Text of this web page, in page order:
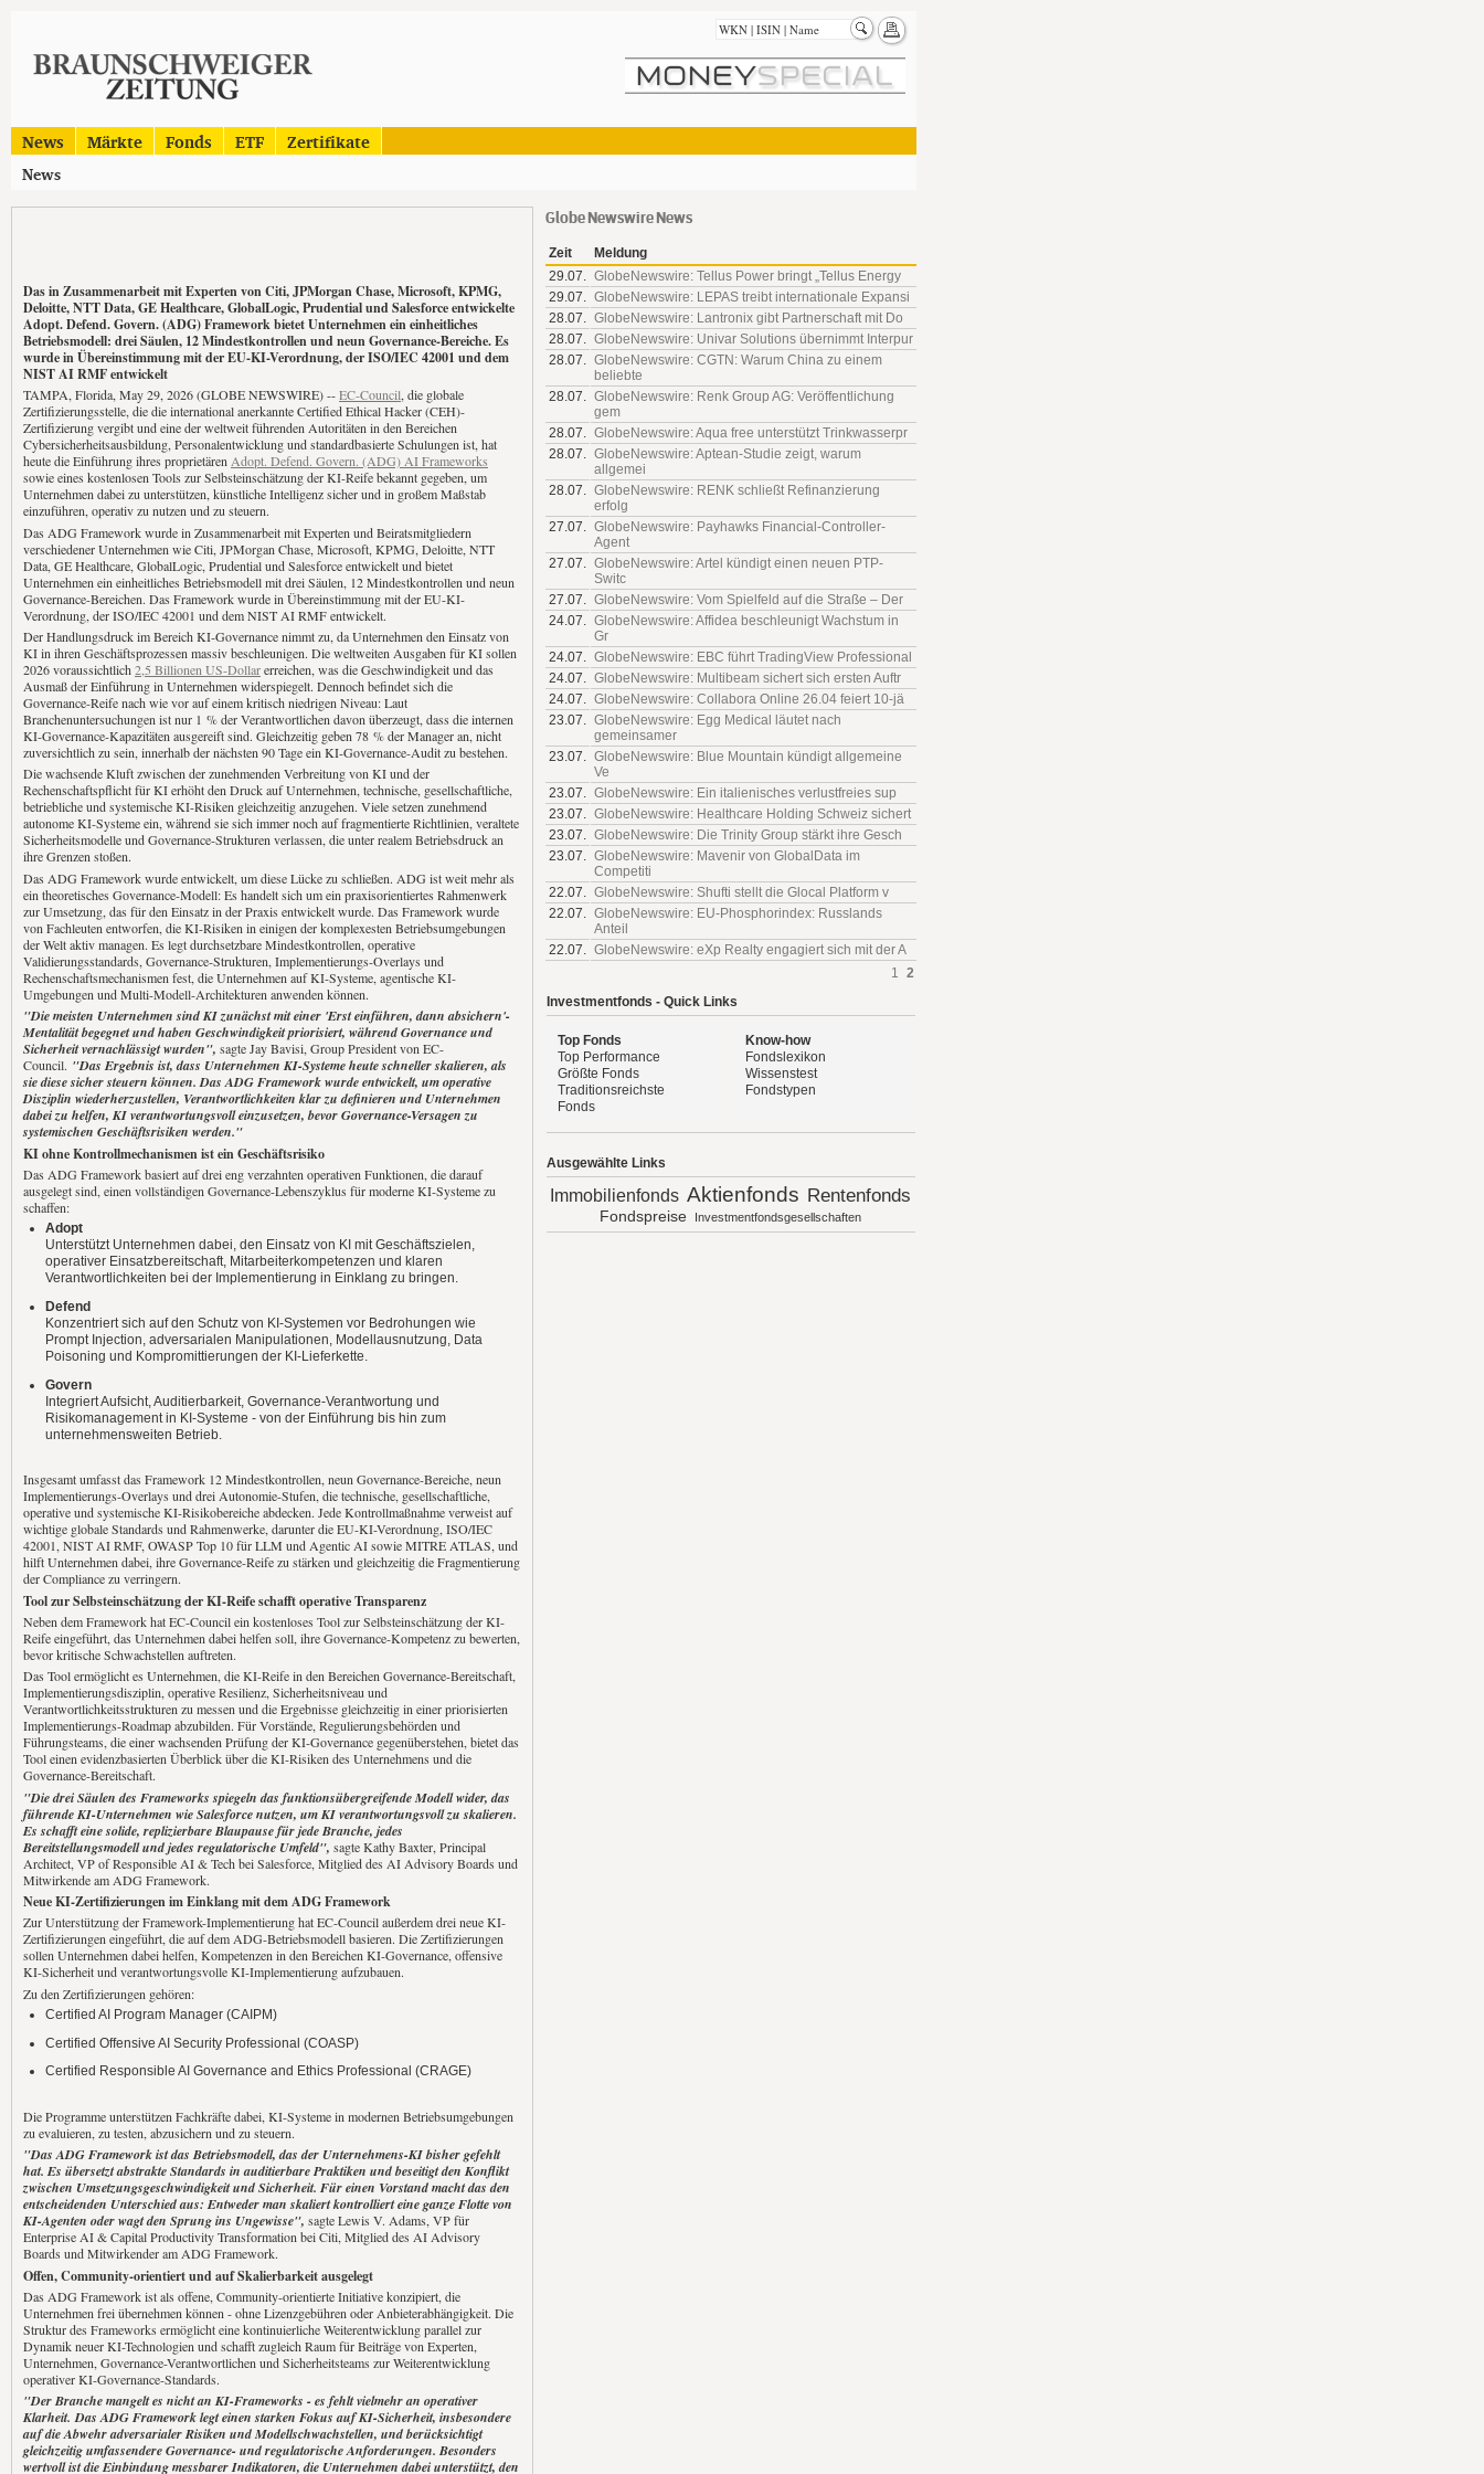
News Märkte Fonds ETF Zertifikate
News
Das in Zusammenarbeit mit Experten von Citi, JPMorgan Chase, Microsoft, KPMG,
Deloitte, NTT Data, GE Healthcare, GlobalLogic, Prudential und Salesforce entwickelte
Adopt. Defend. Govern. (ADG) Framework bietet Unternehmen ein einheitliches
Betriebsmodell: drei Säulen, 12 Mindestkontrollen und neun Governance-Bereiche. Es
wurde in Übereinstimmung mit der EU-KI-Verordnung, der ISO/IEC 42001 und dem
NIST AI RMF entwickelt
TAMPA, Florida, May 29, 2026 (GLOBE NEWSWIRE) --EC-Council, die globale
Zertifizierungsstelle, die die international anerkannte Certified Ethical Hacker (CEH)-
Zertifizierung vergibt und eine der weltweit führenden Autoritäten in den Bereichen
Cybersicherheitsausbildung, Personalentwicklung und standardbasierte Schulungen ist, hat
heute die Einführung ihres proprietärenAdopt. Defend. Govern. (ADG) AI Frameworks
sowie eines kostenlosen Tools zur Selbsteinschätzung der KI-Reife bekannt gegeben, um
Unternehmen dabei zu unterstützen, künstliche Intelligenz sicher und in großem Maßstab
einzuführen, operativ zu nutzen und zu steuern.
Das ADG Framework wurde in Zusammenarbeit mit Experten und Beiratsmitgliedern
verschiedener Unternehmen wie Citi, JPMorgan Chase, Microsoft, KPMG, Deloitte, NTT
Data, GE Healthcare, GlobalLogic, Prudential und Salesforce entwickelt und bietet
Unternehmen ein einheitliches Betriebsmodell mit drei Säulen, 12 Mindestkontrollen und neun
Governance-Bereichen. Das Framework wurde in Übereinstimmung mit der EU-KI-
Verordnung, der ISO/IEC 42001 und dem NIST AI RMF entwickelt.
Der Handlungsdruck im Bereich KI-Governance nimmt zu, da Unternehmen den Einsatz von
KI in ihren Geschäftsprozessen massiv beschleunigen. Die weltweiten Ausgaben für KI sollen
2026 voraussichtlich 2,5 Billionen US-Dollarerreichen, was die Geschwindigkeit und das
Ausmaß der Einführung in Unternehmen widerspiegelt. Dennoch befindet sich die
Governance-Reife nach wie vor auf einem kritisch niedrigen Niveau: Laut
Branchenuntersuchungen ist nur 1 % der Verantwortlichen davon überzeugt, dass die internen
KI-Governance-Kapazitäten ausgereift sind. Gleichzeitig geben 78 % der Manager an, nicht
zuversichtlich zu sein, innerhalb der nächsten 90 Tage ein KI-Governance-Audit zu bestehen.
Die wachsende Kluft zwischen der zunehmenden Verbreitung von KI und der
Rechenschaftspflicht für KI erhöht den Druck auf Unternehmen, technische, gesellschaftliche,
betriebliche und systemische KI-Risiken gleichzeitig anzugehen. Viele setzen zunehmend
autonome KI-Systeme ein, während sie sich immer noch auf fragmentierte Richtlinien, veraltete
Sicherheitsmodelle und Governance-Strukturen verlassen, die unter realem Betriebsdruck an
ihre Grenzen stoßen.
Das ADG Framework wurde entwickelt, um diese Lücke zu schließen. ADG ist weit mehr als
ein theoretisches Governance-Modell: Es handelt sich um ein praxisorientiertes Rahmenwerk
zur Umsetzung, das für den Einsatz in der Praxis entwickelt wurde. Das Framework wurde
von Fachleuten entworfen, die KI-Risiken in einigen der komplexesten Betriebsumgebungen
der Welt aktiv managen. Es legt durchsetzbare Mindestkontrollen, operative
Validierungsstandards, Governance-Strukturen, Implementierungs-Overlays und
Rechenschaftsmechanismen fest, die Unternehmen auf KI-Systeme, agentische KI-
Umgebungen und Multi-Modell-Architekturen anwenden können.
"Die meisten Unternehmen sind KI zunächst mit einer 'Erst einführen, dann absichern'-
Mentalität begegnet und haben Geschwindigkeit priorisiert, während Governance und
Sicherheit vernachlässigt wurden", sagte Jay Bavisi, Group President von EC-
Council. "Das Ergebnis ist, dass Unternehmen KI-Systeme heute schneller skalieren, als
sie diese sicher steuern können. Das ADG Framework wurde entwickelt, um operative
Disziplin wiederherzustellen, Verantwortlichkeiten klar zu definieren und Unternehmen
dabei zu helfen, KI verantwortungsvoll einzusetzen, bevor Governance-Versagen zu
systemischen Geschäftsrisiken werden."
KI ohne Kontrollmechanismen ist ein Geschäftsrisiko
Das ADG Framework basiert auf drei eng verzahnten operativen Funktionen, die darauf
ausgelegt sind, einen vollständigen Governance-Lebenszyklus für moderne KI-Systeme zu
schaffen:
Adopt
Unterstützt Unternehmen dabei, den Einsatz von KI mit Geschäftszielen,
operativer Einsatzbereitschaft, Mitarbeiterkompetenzen und klaren
Verantwortlichkeiten bei der Implementierung in Einklang zu bringen.
Defend
Konzentriert sich auf den Schutz von KI-Systemen vor Bedrohungen wie
Prompt Injection, adversarialen Manipulationen, Modellausnutzung, Data
Poisoning und Kompromittierungen der KI-Lieferkette.
Govern
Integriert Aufsicht, Auditierbarkeit, Governance-Verantwortung und
Risikomanagement in KI-Systeme - von der Einführung bis hin zum
unternehmensweiten Betrieb.
Insgesamt umfasst das Framework 12 Mindestkontrollen, neun Governance-Bereiche, neun
Implementierungs-Overlays und drei Autonomie-Stufen, die technische, gesellschaftliche,
operative und systemische KI-Risikobereiche abdecken. Jede Kontrollmaßnahme verweist auf
wichtige globale Standards und Rahmenwerke, darunter die EU-KI-Verordnung, ISO/IEC
42001, NIST AI RMF, OWASP Top 10 für LLM und Agentic AI sowie MITRE ATLAS, und
hilft Unternehmen dabei, ihre Governance-Reife zu stärken und gleichzeitig die Fragmentierung
der Compliance zu verringern.
Tool zur Selbsteinschätzung der KI-Reife schafft operative Transparenz
Neben dem Framework hat EC-Council ein kostenloses Tool zur Selbsteinschätzung der KI-
Reife eingeführt, das Unternehmen dabei helfen soll, ihre Governance-Kompetenz zu bewerten,
bevor kritische Schwachstellen auftreten.
Das Tool ermöglicht es Unternehmen, die KI-Reife in den Bereichen Governance-Bereitschaft,
Implementierungsdisziplin, operative Resilienz, Sicherheitsniveau und
Verantwortlichkeitsstrukturen zu messen und die Ergebnisse gleichzeitig in einer priorisierten
Implementierungs-Roadmap abzubilden. Für Vorstände, Regulierungsbehörden und
Führungsteams, die einer wachsenden Prüfung der KI-Governance gegenüberstehen, bietet das
Tool einen evidenzbasierten Überblick über die KI-Risiken des Unternehmens und die
Governance-Bereitschaft.
"Die drei Säulen des Frameworks spiegeln das funktionsübergreifende Modell wider, das
führende KI-Unternehmen wie Salesforce nutzen, um KI verantwortungsvoll zu skalieren.
Es schafft eine solide, replizierbare Blaupause für jede Branche, jedes
Bereitstellungsmodell und jedes regulatorische Umfeld", sagte Kathy Baxter, Principal
Architect, VP of Responsible AI & Tech bei Salesforce, Mitglied des AI Advisory Boards und
Mitwirkende am ADG Framework.
Neue KI-Zertifizierungen im Einklang mit dem ADG Framework
Zur Unterstützung der Framework-Implementierung hat EC-Council außerdem drei neue KI-
Zertifizierungen eingeführt, die auf dem ADG-Betriebsmodell basieren. Die Zertifizierungen
sollen Unternehmen dabei helfen, Kompetenzen in den Bereichen KI-Governance, offensive
KI-Sicherheit und verantwortungsvolle KI-Implementierung aufzubauen.
Zu den Zertifizierungen gehören:
Certified AI Program Manager (CAIPM)
Certified Offensive AI Security Professional (COASP)
Certified Responsible AI Governance and Ethics Professional (CRAGE)
Die Programme unterstützen Fachkräfte dabei, KI-Systeme in modernen Betriebsumgebungen
zu evaluieren, zu testen, abzusichern und zu steuern.
"Das ADG Framework ist das Betriebsmodell, das der Unternehmens-KI bisher gefehlt
hat. Es übersetzt abstrakte Standards in auditierbare Praktiken und beseitigt den Konflikt
zwischen Umsetzungsgeschwindigkeit und Sicherheit. Für einen Vorstand macht das den
entscheidenden Unterschied aus: Entweder man skaliert kontrolliert eine ganze Flotte von
KI-Agenten oder wagt den Sprung ins Ungewisse", sagte Lewis V. Adams, VP für
Enterprise AI & Capital Productivity Transformation bei Citi, Mitglied des AI Advisory
Boards und Mitwirkender am ADG Framework.
Offen, Community-orientiert und auf Skalierbarkeit ausgelegt
Das ADG Framework ist als offene, Community-orientierte Initiative konzipiert, die
Unternehmen frei übernehmen können - ohne Lizenzgebühren oder Anbieterabhängigkeit. Die
Struktur des Frameworks ermöglicht eine kontinuierliche Weiterentwicklung parallel zur
Dynamik neuer KI-Technologien und schafft zugleich Raum für Beiträge von Experten,
Unternehmen, Governance-Verantwortlichen und Sicherheitsteams zur Weiterentwicklung
operativer KI-Governance-Standards.
"Der Branche mangelt es nicht an KI-Frameworks - es fehlt vielmehr an operativer
Klarheit. Das ADG Framework legt einen starken Fokus auf KI-Sicherheit, insbesondere
auf die Abwehr adversarialer Risiken und Modellschwachstellen, und berücksichtigt
gleichzeitig umfassendere Governance- und regulatorische Anforderungen. Besonders
wertvoll ist die Einbindung messbarer Indikatoren, die Unternehmen dabei unterstützt, den
Globe Newswire News
Zeit
Meldung
29.07.
GlobeNewswire: Tellus Power bringt „Tellus Energy
29.07.
GlobeNewswire: LEPAS treibt internationale Expansi
28.07.
GlobeNewswire: Lantronix gibt Partnerschaft mit Do
28.07.
GlobeNewswire: Univar Solutions übernimmt Interpur
28.07.
GlobeNewswire: CGTN: Warum China zu einem
beliebte
28.07.
GlobeNewswire: Renk Group AG: Veröffentlichung
gem
28.07.
GlobeNewswire: Aqua free unterstützt Trinkwasserpr
28.07.
GlobeNewswire: Aptean-Studie zeigt, warum
allgemei
28.07.
GlobeNewswire: RENK schließt Refinanzierung
erfolg
27.07.
GlobeNewswire: Payhawks Financial-Controller-
Agent
27.07.
GlobeNewswire: Artel kündigt einen neuen PTP-
Switc
27.07.
GlobeNewswire: Vom Spielfeld auf die Straße – Der
24.07.
GlobeNewswire: Affidea beschleunigt Wachstum in
Gr
24.07.
GlobeNewswire: EBC führt TradingView Professional
24.07.
GlobeNewswire: Multibeam sichert sich ersten Auftr
24.07.
GlobeNewswire: Collabora Online 26.04 feiert 10-jä
23.07.
GlobeNewswire: Egg Medical läutet nach
gemeinsamer
23.07.
GlobeNewswire: Blue Mountain kündigt allgemeine
Ve
23.07.
GlobeNewswire: Ein italienisches verlustfreies sup
23.07.
GlobeNewswire: Healthcare Holding Schweiz sichert
23.07.
GlobeNewswire: Die Trinity Group stärkt ihre Gesch
23.07.
GlobeNewswire: Mavenir von GlobalData im
Competiti
22.07.
GlobeNewswire: Shufti stellt die Glocal Platform v
22.07.
GlobeNewswire: EU-Phosphorindex: Russlands
Anteil
22.07.
GlobeNewswire: eXp Realty engagiert sich mit der A
1
2
Investmentfonds - Quick Links
Top Fonds
Top Performance
Größte Fonds
Traditionsreichste
Fonds
Know-how
Fondslexikon
Wissenstest
Fondstypen
Ausgewählte Links
Immobilienfonds Aktienfonds Rentenfonds
Fondspreise Investmentfondsgesellschaften